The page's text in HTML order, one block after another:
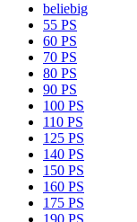
beliebig
55 PS
60 PS
70 PS
80 PS
90 PS
100 PS
110 PS
125 PS
140 PS
150 PS
160 PS
175 PS